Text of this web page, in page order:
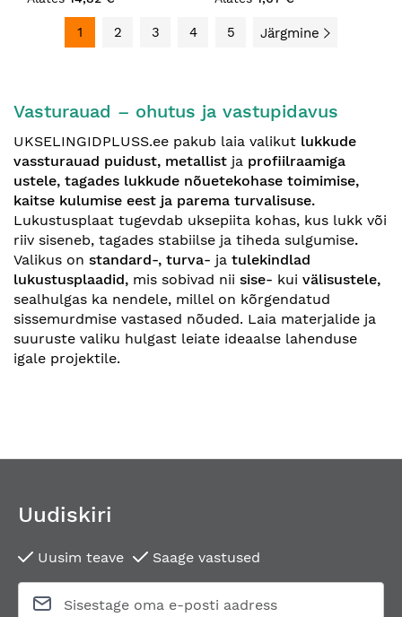
1 2 3 4 5 Järgmine
Vasturauad – ohutus ja vastupidavus
UKSELINGIDPLUSS.ee pakub laia valikut lukkude
vassturauad puidust, metallist ja profiilraamiga
ustele, tagades lukkude nõuetekohase toimimise,
kaitse kulumise eest ja parema turvalisuse.
Lukustusplaat tugevdab uksepiita kohas, kus lukk või
riiv siseneb, tagades stabiilse ja tiheda sulgumise.
Valikus on standard-, turva- ja tulekindlad
lukustusplaadid, mis sobivad nii sise- kui välisustele,
sealhulgas ka nendele, millel on kõrgendatud
sissemurdmise vastased nõuded. Laia materjalide ja
suuruste valiku hulgast leiate ideaalse lahenduse
igale projektile.
Uudiskiri
Uusim teave Saage vastused